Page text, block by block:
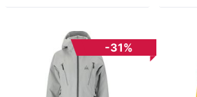
-31%